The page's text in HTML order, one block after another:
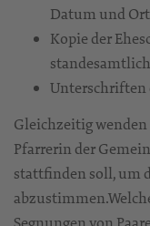
Datum und
Kopie der
Unterschriften
Gleichzeitig
Pfarrerin der
stattfinden soll, um
Segnungen von